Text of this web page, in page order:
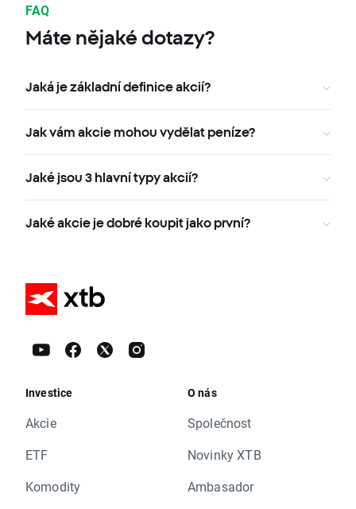
FAQ
Máte nějaké dotazy?
Jaká je základní definice akcií?
Jak vám akcie mohou vydělat peníze?
Jaké jsou 3 hlavní typy akcií?
Jaké akcie je dobré koupit jako první?
Investice
Akcie
ETF
Komodity
O nás
Společnost
Novinky XTB
Ambasador